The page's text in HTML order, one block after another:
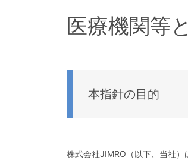
医療機関等
本指針の目的
株式会社JIMRO（以下、当社